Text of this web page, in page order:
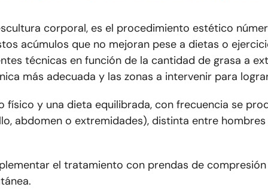
corporal, es el procedimiento estético
acúmulos que no mejoran pese a dietas o
técnicas en función de la cantidad de grasa a
más adecuada y las zonas a intervenir para
físico y una dieta equilibrada, con frecuencia se
abdomen o extremidades), distinta entre
el tratamiento con prendas de